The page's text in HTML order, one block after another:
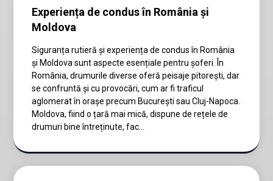
Experiența de condus în România și
Moldova
Siguranța rutieră și experiența de condus în România
și Moldova sunt aspecte esențiale pentru șoferi. În
România, drumurile diverse oferă peisaje pitorești, dar
se confruntă și cu provocări, cum ar fi traficul
aglomerat în orașe precum București sau Cluj-Napoca.
Moldova, fiind o țară mai mică, dispune de rețele de
drumuri bine întreținute, fac...